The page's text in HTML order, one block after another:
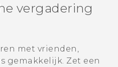
vergadering
met vrienden,
gemakkelijk. Zet een